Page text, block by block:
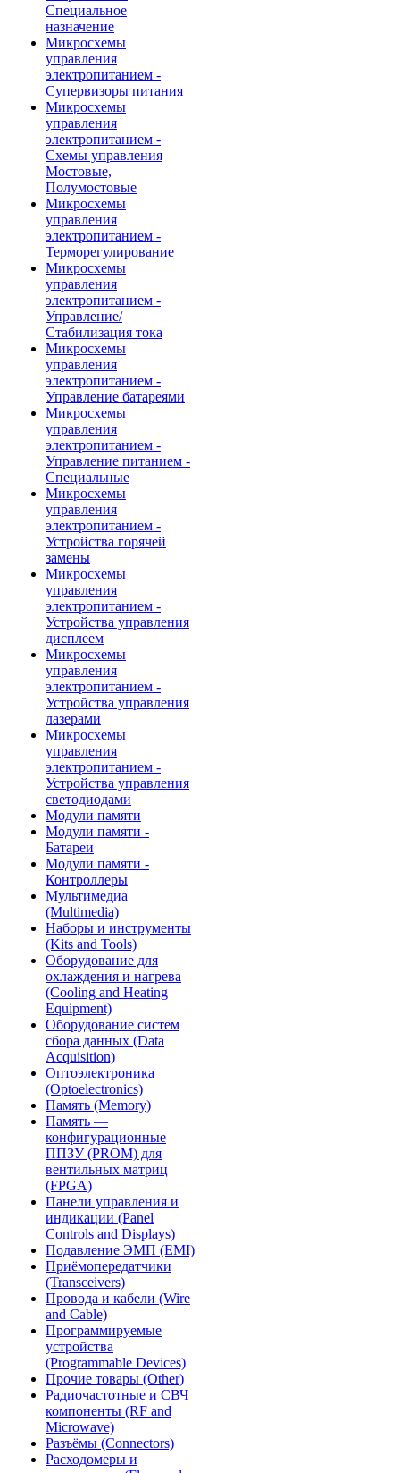
Специальное
назначение
Микросхемы
управления
электропитанием -
Супервизоры питания
Микросхемы
управления
электропитанием -
Схемы управления
Мостовые,
Полумостовые
Микросхемы
управления
электропитанием -
Терморегулирование
Микросхемы
управления
электропитанием -
Управление/
Стабилизация тока
Микросхемы
управления
электропитанием -
Управление батареями
Микросхемы
управления
электропитанием -
Управление питанием -
Специальные
Микросхемы
управления
электропитанием -
Устройства горячей
замены
Микросхемы
управления
электропитанием -
Устройства управления
дисплеем
Микросхемы
управления
электропитанием -
Устройства управления
лазерами
Микросхемы
управления
электропитанием -
Устройства управления
светодиодами
Модули памяти
Модули памяти -
Батареи
Модули памяти -
Контроллеры
Мультимедиа
(Multimedia)
Наборы и инструменты
(Kits and Tools)
Оборудование для
охлаждения и нагрева
(Cooling and Heating
Equipment)
Оборудование систем
сбора данных (Data
Acquisition)
Оптоэлектроника
(Optoelectronics)
Память (Memory)
Память —
конфигурационные
ППЗУ (PROM) для
вентильных матриц
(FPGA)
Панели управления и
индикации (Panel
Controls and Displays)
Подавление ЭМП (EMI)
Приёмопередатчики
(Transceivers)
Провода и кабели (Wire
and Cable)
Программируемые
устройства
(Programmable Devices)
Прочие товары (Other)
Радиочастотные и СВЧ
компоненты (RF and
Microwave)
Разъёмы (Connectors)
Расходомеры и